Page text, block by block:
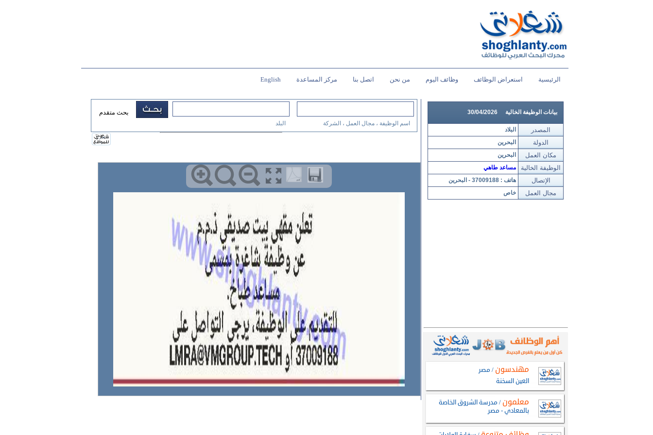
الرئيسية استعراض الوظائف وظائف اليوم من نحن اتصل بنا مركز المساعدة English
بيانات الوظيفة الخالية 30/04/2026
البلاد المصدر
البحرين الدولة
البحرين مكان العمل
مساعد طاهي الوظيفة الخالية
هاتف : 37009188 - البحرين الإتصال
خاص مجال العمل
اسم الوظيفة ، مجال العمل ، الشركة البلد
بحث متقدم